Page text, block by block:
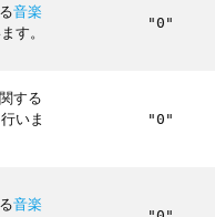
音楽
す。
"0"
する
いま
"0"
音楽